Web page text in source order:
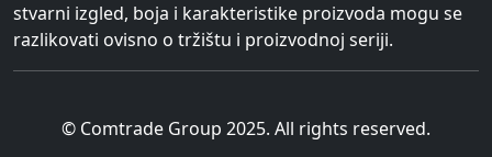
stvarni izgled, boja i karakteristike proizvoda mogu se
razlikovati ovisno o tržištu i proizvodnoj seriji.
© Comtrade Group 2025. All rights reserved.